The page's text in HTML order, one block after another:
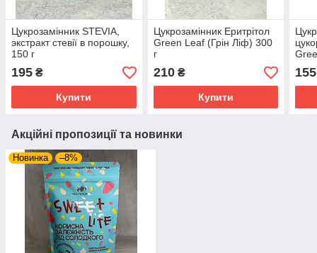
Цукрозамінник STEVIA,
экстракт стевії в порошку,
150 г
195 ₴
Купити
Цукрозамінник Еритрітол
Green Leaf (Грін Ліф) 300
г
210₴
Купити
155
Акційні пропозиції та новинки
Новинка –8%